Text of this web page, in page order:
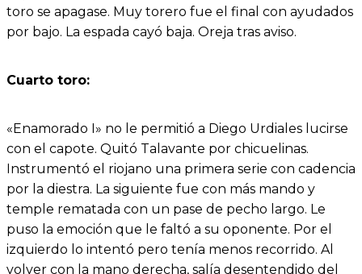
toro se apagase. Muy torero fue el final con ayudados
por bajo. La espada cayó baja. Oreja tras aviso.
Cuarto toro:
«Enamorado I» no le permitió a Diego Urdiales lucirse
con el capote. Quitó Talavante por chicuelinas.
Instrumentó el riojano una primera serie con cadencia
por la diestra. La siguiente fue con más mando y
temple rematada con un pase de pecho largo. Le
puso la emoción que le faltó a su oponente. Por el
izquierdo lo intentó pero tenía menos recorrido. Al
volver con la mano derecha, salía desentendido del